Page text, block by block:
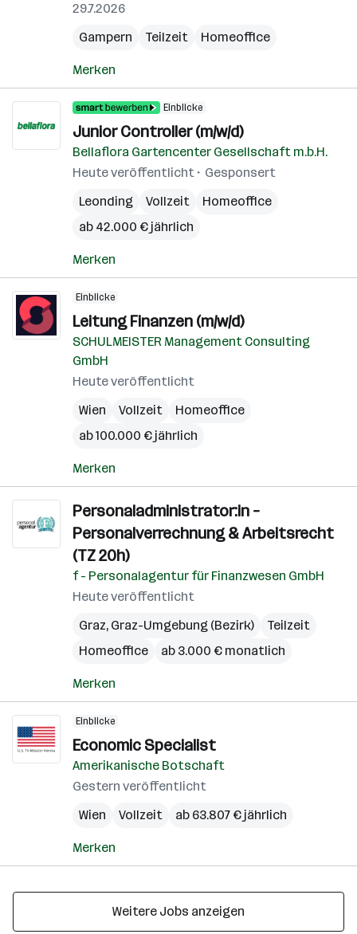
29.7.2026
Gampern
Teilzeit Homeoffice
Merken
Einblicke
Junior Controller (m/w/d)
Bellaflora Gartencenter Gesellschaft m.b.H.
Heute veröffentlicht
Gesponsert
Leonding
Vollzeit
Homeoffice
ab 42.000 € jährlich
Merken
Einblicke
Leitung Finanzen (m/w/d)
SCHULMEISTER Management Consulting
GmbH
Heute veröffentlicht
Wien
Vollzeit
Homeoffice
ab 100.000 € jährlich
Merken
Personaladministrator:in –
Personalverrechnung & Arbeitsrecht
(TZ 20h)
f - Personalagentur für Finanzwesen GmbH
Heute veröffentlicht
Graz, Graz-Umgebung (Bezirk)
Teilzeit
Homeoffice
ab 3.000 € monatlich
Merken
Einblicke
Economic Specialist
Amerikanische Botschaft
Gestern veröffentlicht
Wien
Vollzeit ab 63.807 € jährlich
Merken
Weitere Jobs anzeigen